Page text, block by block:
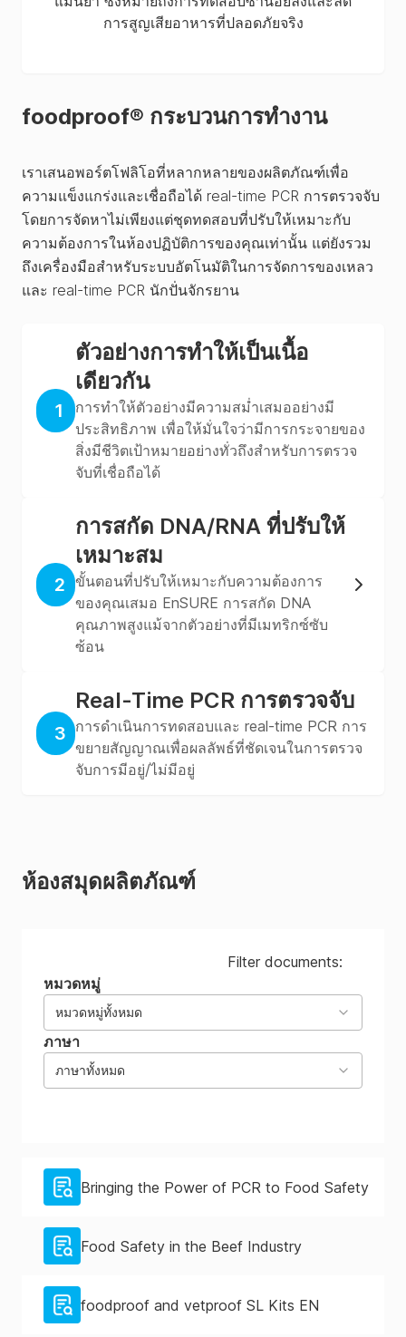
การสูญเสียอาหารที่ปลอดภัยจริง
foodproof® กระบวนการทำงาน
เราเสนอพอร์ตโฟลิโอที่หลากหลายของผลิตภัณฑ์เพื่อ
ความแข็งแกร่งและเชื่อถือได้ real-time PCR การตรวจจับ
โดยการจัดหาไม่เพียงแต่ชุดทดสอบที่ปรับให้เหมาะกับ
ความต้องการในห้องปฏิบัติการของคุณเท่านั้น แต่ยังรวม
ถึงเครื่องมือสำหรับระบบอัตโนมัติในการจัดการของเหลว
และ real-time PCR นักปั่นจักรยาน
1
ตัวอย่างการทำให้เป็นเนื้อ
เดียวกัน
การทำให้ตัวอย่างมีความสม่ำเสมออย่างมี
ประสิทธิภาพ เพื่อให้มั่นใจว่ามีการกระจายของ
สิ่งมีชีวิตเป้าหมายอย่างทั่วถึงสำหรับการตรวจ
จับที่เชื่อถือได้
2
การสกัด DNA/RNA ที่ปรับให้
เหมาะสม
ขั้นตอนที่ปรับให้เหมาะกับความต้องการ
ของคุณเสมอ EnSURE การสกัด DNA
คุณภาพสูงแม้จากตัวอย่างที่มีเมทริกซ์ซับ
ซ้อน
3
Real-Time PCR การตรวจจับ
การดำเนินการทดสอบและ real-time PCR การ
ขยายสัญญาณเพื่อผลลัพธ์ที่ชัดเจนในการตรวจ
จับการมีอยู่/ไม่มีอยู่
ห้องสมุดผลิตภัณฑ์
Filter documents:
หมวดหมู่
หมวดหมู่ทั้งหมด
ภาษา
ภาษาทั้งหมด
Bringing the Power of PCR to Food Safety
Food Safety in the Beef Industry
foodproof and vetproof SL Kits EN